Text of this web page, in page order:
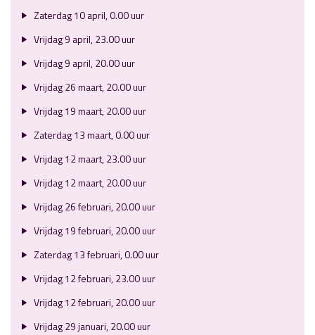
Zaterdag 10 april, 0.00 uur
Vrijdag 9 april, 23.00 uur
Vrijdag 9 april, 20.00 uur
Vrijdag 26 maart, 20.00 uur
Vrijdag 19 maart, 20.00 uur
Zaterdag 13 maart, 0.00 uur
Vrijdag 12 maart, 23.00 uur
Vrijdag 12 maart, 20.00 uur
Vrijdag 26 februari, 20.00 uur
Vrijdag 19 februari, 20.00 uur
Zaterdag 13 februari, 0.00 uur
Vrijdag 12 februari, 23.00 uur
Vrijdag 12 februari, 20.00 uur
Vrijdag 29 januari, 20.00 uur